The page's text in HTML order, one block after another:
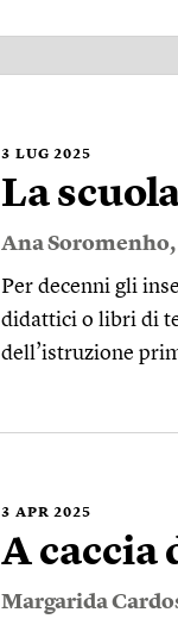
3 LUG 2025
La
Ana Soromenho,
Per decenni gli
didattici o libri di
dell’istruzione
3 APR 2025
A caccia
Margarida